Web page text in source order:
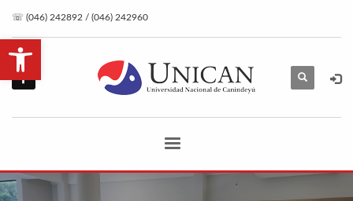
Open toolbar
☏ (046) 242892 / (046) 242960